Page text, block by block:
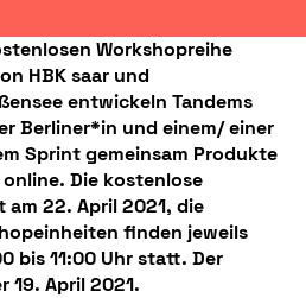
Workshopreihe
HBK saar und
entwickeln Tandems
Berliner*in und einem/ einer
Sprint gemeinsam Produkte
Die kostenlose
22. April 2021, die
finden jeweils
bis 11:00 Uhr statt. Der
19. April 2021.